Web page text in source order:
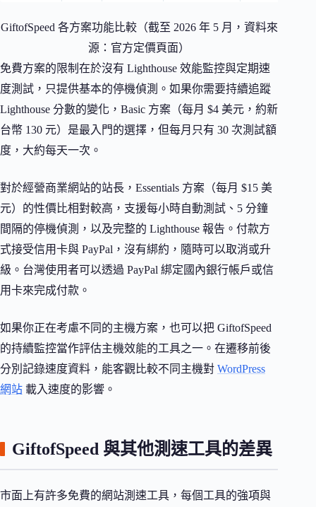
GiftofSpeed 各方案功能比較（截至 2026 年 5 月，資料來
源：官方定價頁面）
免費方案的限制在於沒有 Lighthouse 效能監控與定期速
度測試，只提供基本的停機偵測。如果你需要持續追蹤
Lighthouse 分數的變化，Basic 方案（每月 $4 美元，約新
台幣 130 元）是最入門的選擇，但每月只有 30 次測試額
度，大約每天一次。
對於經營商業網站的站長，Essentials 方案（每月 $15 美
元）的性價比相對較高，支援每小時自動測試、5 分鐘
間隔的停機偵測，以及完整的 Lighthouse 報告。付款方
式接受信用卡與 PayPal，沒有綁約，隨時可以取消或升
級。台灣使用者可以透過 PayPal 綁定國內銀行帳戶或信
用卡來完成付款。
如果你正在考慮不同的主機方案，也可以把 GiftofSpeed
的持續監控當作評估主機效能的工具之一。在遷移前後
分別記錄速度資料，能客觀比較不同主機對 WordPress
網站 載入速度的影響。
GiftofSpeed 與其他測速工具的差異
市面上有許多免費的網站測速工具，每個工具的強項與